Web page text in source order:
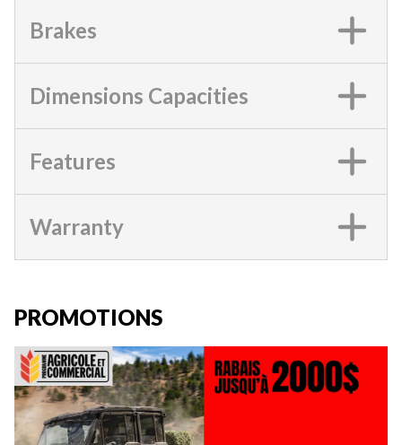
Brakes
Dimensions Capacities
Features
Warranty
PROMOTIONS